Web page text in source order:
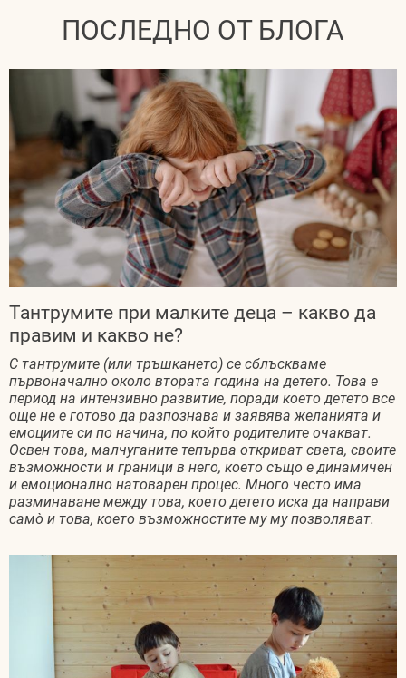
ПОСЛЕДНО ОТ БЛОГА
Тантрумите при малките деца – какво да
правим и какво не?
С тантрумите (или тръшкането) се сблъскваме
първоначално около втората година на детето. Това е
период на интензивно развитие, поради което детето все
още не е готово да разпознава и заявява желанията и
емоциите си по начина, по който родителите очакват.
Освен това, малчуганите тепърва откриват света, своите
възможности и граници в него, което също е динамичен
и емоционално натоварен процес. Много често има
разминаване между това, което детето иска да направи
самò и това, което възможностите му му позволяват.